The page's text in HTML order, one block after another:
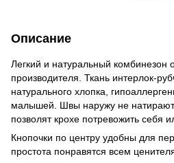
Описание
Легкий и натуральный комбинезон
производителя. Ткань интерлок-
натурального хлопка,
малышей. Швы наружу не натирают
позволят крохе потревожить себя
Кнопочки по центру удобны для
простота понравятся всем